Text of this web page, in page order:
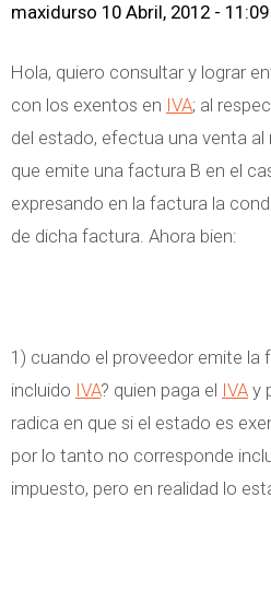
maxidurso 10 Abril, 2012 - 11:09
Hola, quiero consultar y lograr
con los exentos en IVA; al
del estado, efectua una venta
que emite una factura B en el
expresando en la factura la
de dicha factura. Ahora bien:
1) cuando el proveedor emite la
incluido IVA? quien paga el IVA y
radica en que si el estado es
por lo tanto no corresponde
impuesto, pero en realidad lo